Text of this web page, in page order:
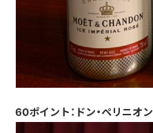
60ポイント：ドン・ペリニオン